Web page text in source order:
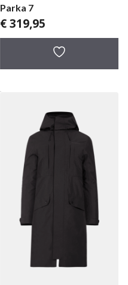
Parka 7
€319,95